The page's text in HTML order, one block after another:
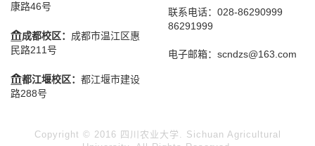
康路46号
成都校区： 成都市温江区惠
民路211号
都江堰校区： 都江堰市建设
路288号
联系电话：028-86290999
86291999
电子邮箱：scndzs@163.com
Copyright © 2016 四川农业大学. Sichuan Agricultural